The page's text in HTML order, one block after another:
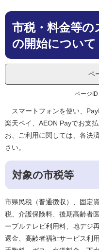
本
市税・料金等
の開始について
ペ
ページ
スマートフォンを使い、
楽天ペイ、AEON Payでお支
お、ご利用に関しては、各決
さい。
対象の市税等
市県民税（普通徴収）、固定
税、介護保険料、後期高齢者
ーブルテレビ利用料、地デジ
還金、高齢者福祉サービス利